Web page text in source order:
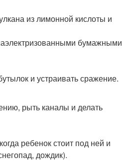
из лимонной кислоты и
бумажными
и устраивать сражение.
рыть каналы и делать
ребенок стоит под ней и
дождик).